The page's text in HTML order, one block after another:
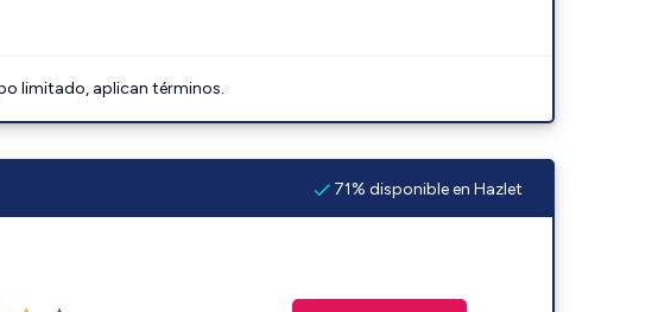
limitado, aplican términos.
71% disponible en Hazlet